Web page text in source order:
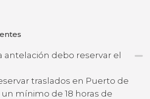
antelación debo reservar el
traslados en Puerto de
mínimo de 18 horas de